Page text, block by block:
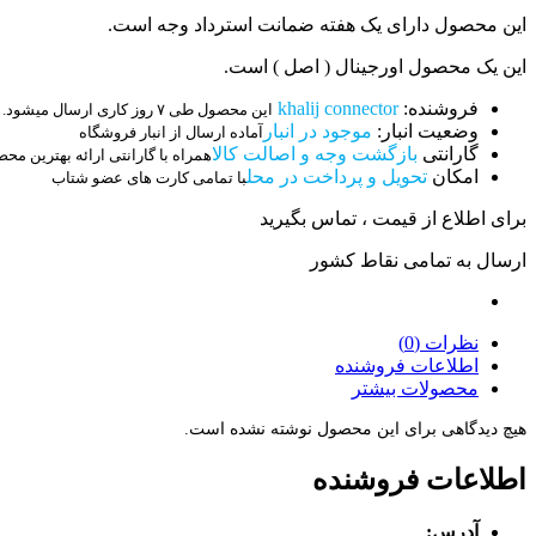
این محصول دارای یک هفته ضمانت استرداد وجه است.
این یک محصول اورجینال ( اصل ) است.
فروشنده:khalij connector این محصول طی ۷ روز کاری ارسال میشود.
وضعیت انبار: موجود در انبار آماده ارسال از انبار فروشگاه
گارانتی بازگشت وجه و اصالت کالاهمراه با گارانتی ارائه بهترین
امکان تحویل و پرداخت در محلبا تمامی کارت های عضو شتاب
برای اطلاع از قیمت ، تماس بگیرید
ارسال به تمامی نقاط کشور
نظرات (0)
اطلاعات فروشنده
محصولات بیشتر
هیچ دیدگاهی برای این محصول نوشته نشده است.
اطلاعات فروشنده